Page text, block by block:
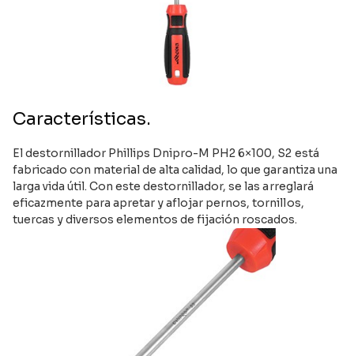
Características.
El destornillador Phillips Dnipro-M PH2 6×100, S2 está
fabricado con material de alta calidad, lo que garantiza una
larga vida útil. Con este destornillador, se las arreglará
eficazmente para apretar y aflojar pernos, tornillos,
tuercas y diversos elementos de fijación roscados.